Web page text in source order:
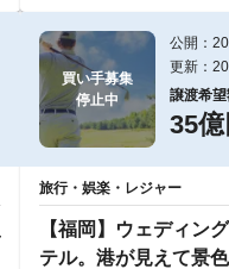
買い手募集
停止中
公開：
更新：
譲渡希
35億
旅行・娯楽・レジャー
【福岡】ウェディン
テル。港が見えて景